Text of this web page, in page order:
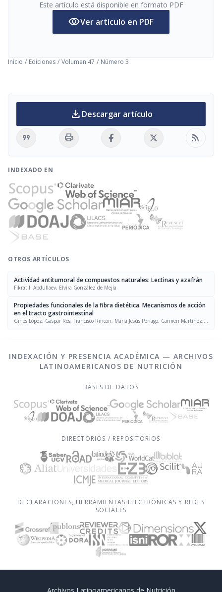
Este artículo está disponible en formato PDF
visibilityVer artículo en PDF
Inicio / Ediciones / Volumen 47 / Número 3
download Descargar artículo
format_quote print rss_feed
INDEXADO EN
OTROS ARTÍCULOS
Actividad antitumoral de compuestos naturales: Lectinas y azafrán
Fikrat I. Abdullaev, Elvira González de Mejía
Propiedades funcionales de la fibra dietética. Mecanismos de acción
en el tracto gastrointestinal
Gines López, Gaspar Ros, Francisco Rincón, María Jesús Periago, Carmen Martínez,
INDEXACIÓN Y PRESENCIA ACADÉMICA — ARCHIVOS
LATINOAMERICANOS DE NUTRICIÓN
BASES DE DATOS
DIRECTORIOS / REPOSITORIOS
DECLARACIONES, HERRAMIENTAS ELECTRÓNICAS Y REDES
SOCIALES